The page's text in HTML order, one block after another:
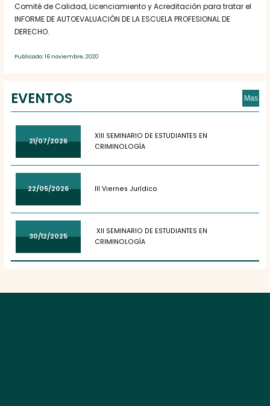
Comité de Calidad, Licenciamiento y Acreditación para tratar el
INFORME DE AUTOEVALUACIÓN DE LA ESCUELA PROFESIONAL DE
DERECHO.
Publicado: 16 noviembre, 2020
EVENTOS Mas
21/07/2026
XIII SEMINARIO DE ESTUDIANTES EN
CRIMINOLOGÍA
22/05/2026 III Viernes Jurídico
30/12/2025
XII SEMINARIO DE ESTUDIANTES EN
CRIMINOLOGÍA